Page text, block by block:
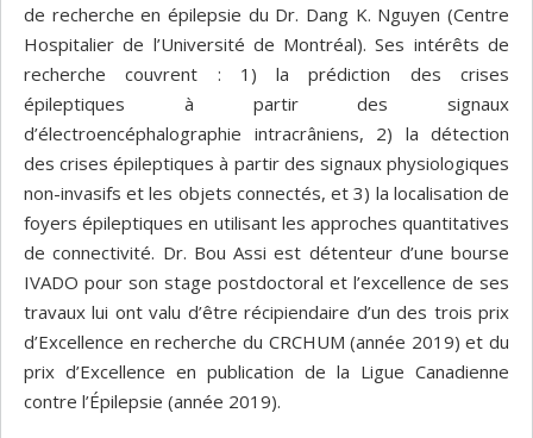
de recherche en épilepsie du Dr. Dang K. Nguyen (Centre
Hospitalier de l’Université de Montréal). Ses intérêts de
recherche couvrent : 1) la prédiction des crises
épileptiques à partir des signaux
d’électroencéphalographie intracrâniens, 2) la détection
des crises épileptiques à partir des signaux physiologiques
non-invasifs et les objets connectés, et 3) la localisation de
foyers épileptiques en utilisant les approches quantitatives
de connectivité. Dr. Bou Assi est détenteur d’une bourse
IVADO pour son stage postdoctoral et l’excellence de ses
travaux lui ont valu d’être récipiendaire d’un des trois prix
d’Excellence en recherche du CRCHUM (année 2019) et du
prix d’Excellence en publication de la Ligue Canadienne
contre l’Épilepsie (année 2019).